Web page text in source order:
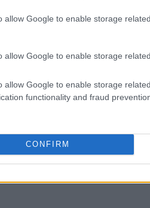
allow Google to enable storage
allow Google to enable storage
allow Google to enable storage
functionality and fraud
CONFIRM
di non convocazioni.